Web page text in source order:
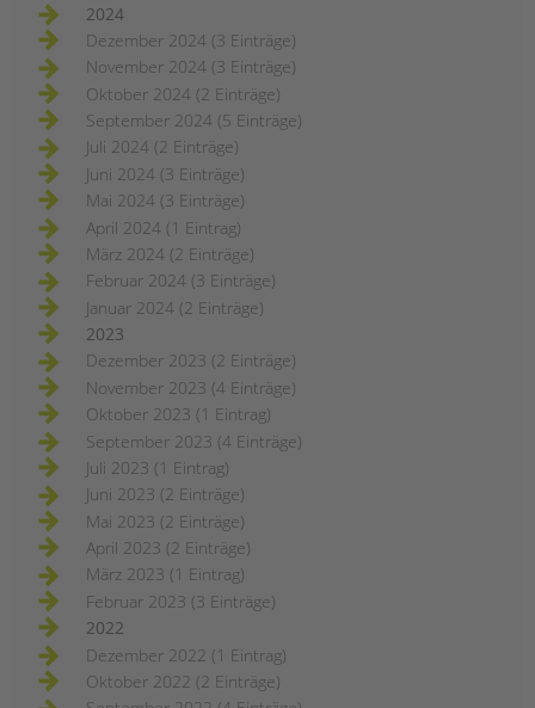
2024
Dezember 2024 (3 Einträge)
November 2024 (3 Einträge)
Oktober 2024 (2 Einträge)
September 2024 (5 Einträge)
Juli 2024 (2 Einträge)
Juni 2024 (3 Einträge)
Mai 2024 (3 Einträge)
April 2024 (1 Eintrag)
März 2024 (2 Einträge)
Februar 2024 (3 Einträge)
Januar 2024 (2 Einträge)
2023
Dezember 2023 (2 Einträge)
November 2023 (4 Einträge)
Oktober 2023 (1 Eintrag)
September 2023 (4 Einträge)
Juli 2023 (1 Eintrag)
Juni 2023 (2 Einträge)
Mai 2023 (2 Einträge)
April 2023 (2 Einträge)
März 2023 (1 Eintrag)
Februar 2023 (3 Einträge)
2022
Dezember 2022 (1 Eintrag)
Oktober 2022 (2 Einträge)